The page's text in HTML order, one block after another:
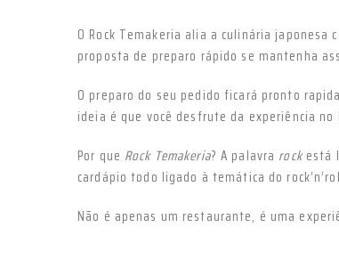
O Rock Temakeria alia a culinária
proposta de preparo rápido se mantenha
O preparo do seu pedido ficará pronto
ideia é que você desfrute da experiência no
Por que Rock Temakeria? A palavra rockestá
cardápio todo ligado à temática do
Não é apenas um restaurante, é uma